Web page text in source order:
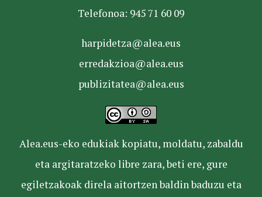
Telefonoa: 945 71 60 09
harpidetza@alea.eus
erredakzioa@alea.eus
publizitatea@alea.eus
Alea.eus-eko edukiak kopiatu, moldatu, zabaldu
eta argitaratzeko libre zara, beti ere, gure
egiletzakoak direla aitortzen baldin baduzu eta